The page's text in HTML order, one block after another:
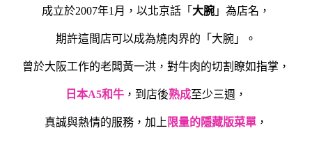
成立於2007年1月，以北京話「 大腕 」為店名，
期許這間店可以成為燒肉界的「大腕」。
曾於大阪工作的老闆黃一洪，對牛肉的切割瞭如指掌，
日本A5和牛 ，到店後熟成至少三週，
真誠與熱情的服務，加上 限量的隱藏版菜單 ，